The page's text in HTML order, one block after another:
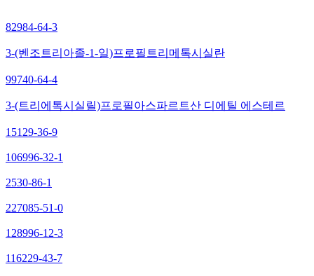
82984-64-3
3-(벤조트리아졸-1-일)프로필트리메톡시실란
99740-64-4
3-(트리에톡시실릴)프로필아스파르트산 디에틸 에스테르
15129-36-9
106996-32-1
2530-86-1
227085-51-0
128996-12-3
116229-43-7